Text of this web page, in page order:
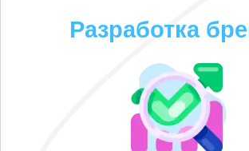
Разработка